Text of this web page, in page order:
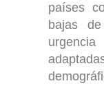
países
bajas